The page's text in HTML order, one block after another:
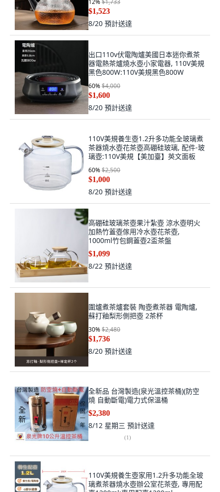
12%$1,733
$1,523
8/20 預計送達
出口110v伏電陶爐美國日本迷你煮茶
器電熱茶爐燒水壺小家電器, 110V美規
黑色800W:110V美規黑色800W
60%$4,000
$1,600
8/20 預計送達
110V美規養生壺1.2升多功能全玻璃煮
茶器燒水壺花茶壺高硼硅玻璃, 配件-玻
璃壺:110V美規【美加臺】英文面板
60%$2,500
$1,000
8/20 預計送達
高硼硅玻璃茶壺果汁紮壺 涼水壺明火
加熱竹蓋壺傢用冷水壺花茶壺,
1000ml竹包鋼蓋壺2盃茶盤
$1,099
8/22 預計送達
圍爐煮茶爐套裝 陶壺煮茶器 電陶爐,
蘇打釉梨形側把壺 2茶杯
30%$2,480
$1,736
8/20 預計送達
全新品 台灣製造(泉光溫控茶桶)(防空
燒 自動斷電)電力式保溫桶
$2,380
8/12 星期三 預計送達
(1)
110V美規養生壺家用1.2升多功能全玻
璃煮茶器燒水壺辦公室花茶壺, 專用配